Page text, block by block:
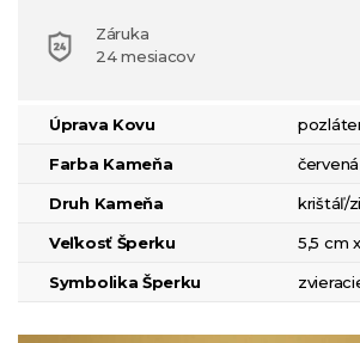
Záruka
24 mesiacov
Úprava Kovu
Farba Kameňa červená
Druh Kameňa krištáľ/
Veľkosť Šperku 5,5 cm
Symbolika Šperku